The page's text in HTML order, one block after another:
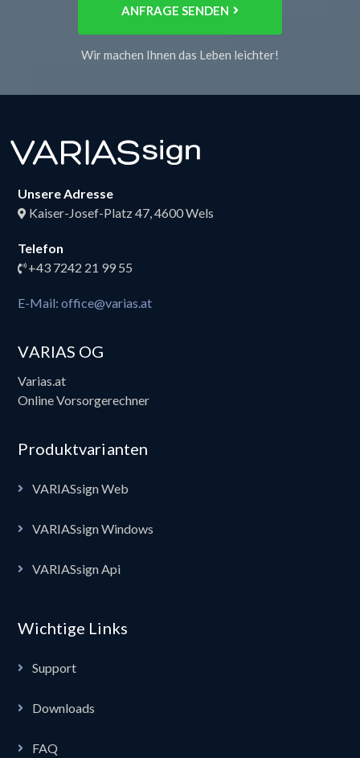
ANFRAGE SENDEN
Wir machen Ihnen das Leben leichter!
Unsere Adresse
Kaiser-Josef-Platz 47, 4600 Wels
Telefon
+43 7242 21 99 55
E-Mail: office@varias.at
VARIAS OG
Varias.at
Online Vorsorgerechner
Produktvarianten
VARIASsign Web
VARIASsign Windows
VARIASsign Api
Wichtige Links
Support
Downloads
FAQ